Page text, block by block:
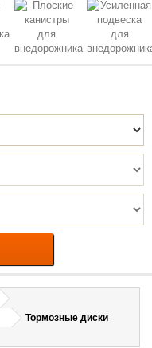
Тормозные диски